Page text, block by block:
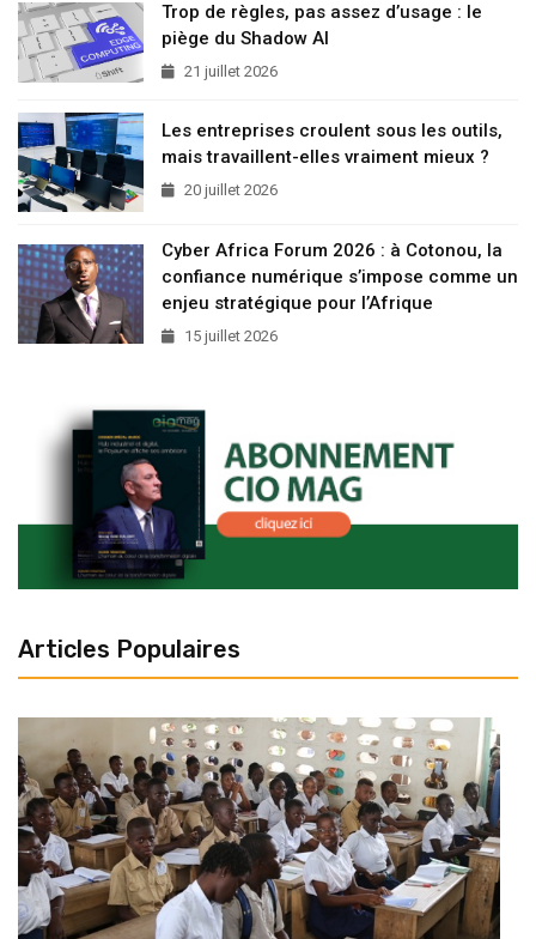
Trop de règles, pas assez d’usage : le
piège du Shadow AI
21 juillet 2026
Les entreprises croulent sous les outils,
mais travaillent-elles vraiment mieux ?
20 juillet 2026
Cyber Africa Forum 2026 : à Cotonou, la
confiance numérique s’impose comme un
enjeu stratégique pour l’Afrique
15 juillet 2026
Articles Populaires